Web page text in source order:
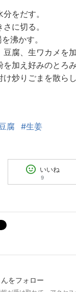
をだす。
に切る。
沸かす。
腐、生ワカメを
加え好みのとろ
炒りごまを散ら
腐 #生姜
いいね
9
をフォロー